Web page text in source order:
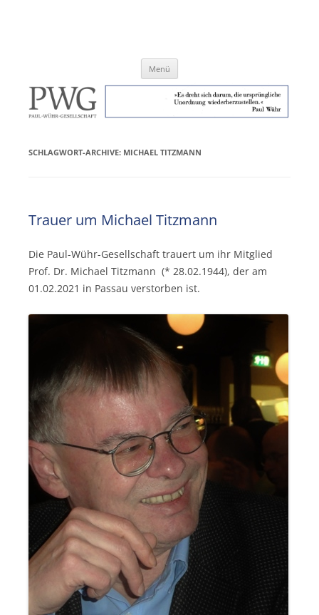
Menü
SCHLAGWORT-ARCHIVE: MICHAEL TITZMANN
Trauer um Michael Titzmann
Die Paul-Wühr-Gesellschaft trauert um ihr Mitglied
Prof. Dr. Michael Titzmann (* 28.02.1944), der am
01.02.2021 in Passau verstorben ist.